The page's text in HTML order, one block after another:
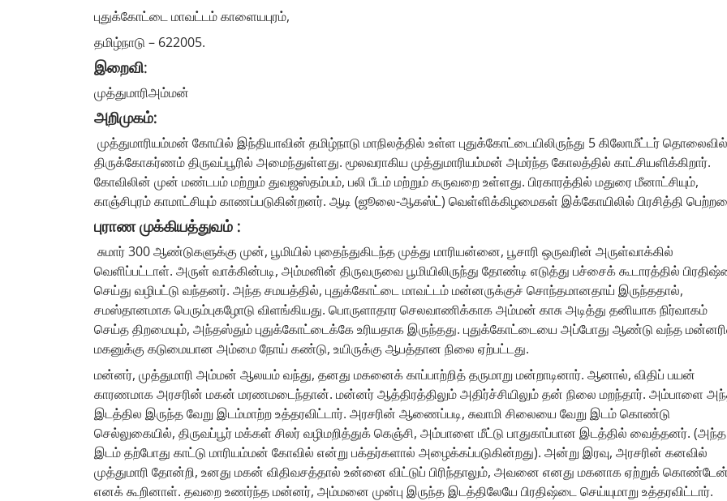
புதுக்கோட்டை மாவட்டம் காளையபுரம்,
தமிழ்நாடு – 622005.
இறைவி:
முத்துமாரிஅம்மன்
அறிமுகம்:
முத்துமாரியம்மன் கோயில் இந்தியாவின் தமிழ்நாடு மாநிலத்தில் உள்ள புதுக்கோட்டையிலிருந்து 5 கிலோமீட்டர் தொலைவில்
திருக்கோகர்ணம் திருவப்பூரில் அமைந்துள்ளது. மூலவராகிய முத்துமாரியம்மன் அமர்ந்த கோலத்தில் காட்சியளிக்கிறார்.
கோவிலின் முன் மண்டபம் மற்றும் துவஜஸ்தம்பம், பலி பீடம் மற்றும் கருவறை உள்ளது. பிரகாரத்தில் மதுரை மீனாட்சியும்,
காஞ்சிபுரம் காமாட்சியும் காணப்படுகின்றனர். ஆடி (ஜூலை-ஆகஸ்ட்) வெள்ளிக்கிழமைகள் இக்கோயிலில் பிரசித்தி
புராண முக்கியத்துவம் :
சுமார் 300 ஆண்டுகளுக்கு முன், பூமியில் புதைந்துகிடந்த முத்து மாரியன்னை, பூசாரி ஒருவரின் அருள்வாக்கில்
வெளிப்பட்டாள். அருள் வாக்கின்படி, அம்மனின் திருவருவை பூமியிலிருந்து தோண்டி எடுத்து பச்சைக் கூடாரத்தில்
செய்து வழிபட்டு வந்தனர். அந்த சமயத்தில், புதுக்கோட்டை மாவட்டம் மன்னருக்குச் சொந்தமானதாய் இருந்ததால்,
சமஸ்தானமாக பெரும்புகழோடு விளங்கியது. பொருளாதார செலவாணிக்காக அம்மன் காசு அடித்து தனியாக நிர்வாகம்
செய்த திறமையும், அந்தஸ்தும் புதுக்கோட்டைக்கே உரியதாக இருந்தது. புதுக்கோட்டையை அப்போது ஆண்டு வந்த
மகனுக்கு கடுமையான அம்மை நோய் கண்டு, உயிருக்கு ஆபத்தான நிலை ஏற்பட்டது.
மன்னர், முத்துமாரி அம்மன் ஆலயம் வந்து, தனது மகனைக் காப்பாற்றித் தருமாறு மன்றாடினார். ஆனால், விதிப் பயன்
காரணமாக அரசரின் மகன் மரணமடைந்தான். மன்னர் ஆத்திரத்திலும் அதிர்ச்சியிலும் தன் நிலை மறந்தார். அம்பாளை
இடத்தில இருந்த வேறு இடம்மாற்ற உத்தரவிட்டார். அரசரின் ஆணைப்படி, சுவாமி சிலையை வேறு இடம் கொண்டு
செல்லுகையில், திருவப்பூர் மக்கள் சிலர் வழிமறித்துக் கெஞ்சி, அம்பாளை மீட்டு பாதுகாப்பான இடத்தில் வைத்தனர். (அந்த
இடம் தற்போது காட்டு மாரியம்மன் கோவில் என்று பக்தர்களால் அழைக்கப்படுகின்றது). அன்று இரவு, அரசரின் கனவில்
முத்துமாரி தோன்றி, உனது மகன் விதிவசத்தால் உன்னை விட்டுப் பிரிந்தாலும், அவனை எனது மகனாக ஏற்றுக் கொண்டேன்
எனக் கூறினாள். தவறை உணர்ந்த மன்னர், அம்மனை முன்பு இருந்த இடத்திலேயே பிரதிஷ்டை செய்யுமாறு உத்தரவிட்டார்.